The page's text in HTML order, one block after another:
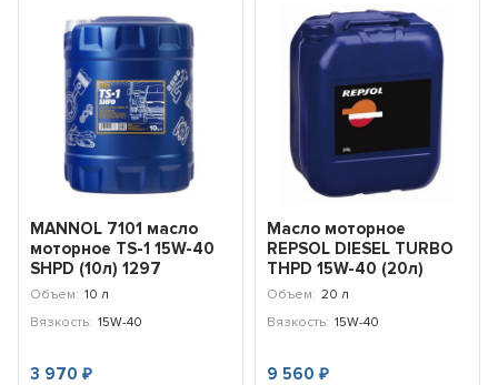
MANNOL 7101 масло
моторное TS-1 15W-40
SHPD (10л) 1297
Объем: 10 л
Вязкость: 15W-40
3 970₽
Масло моторное
REPSOL DIESEL TURBO
THPD 15W-40 (20л)
6421R
Объем: 20 л
Вязкость: 15W-40
9 560 ₽